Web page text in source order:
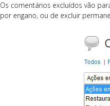
Os comentários excluídos vão
por engano, ou de excluir